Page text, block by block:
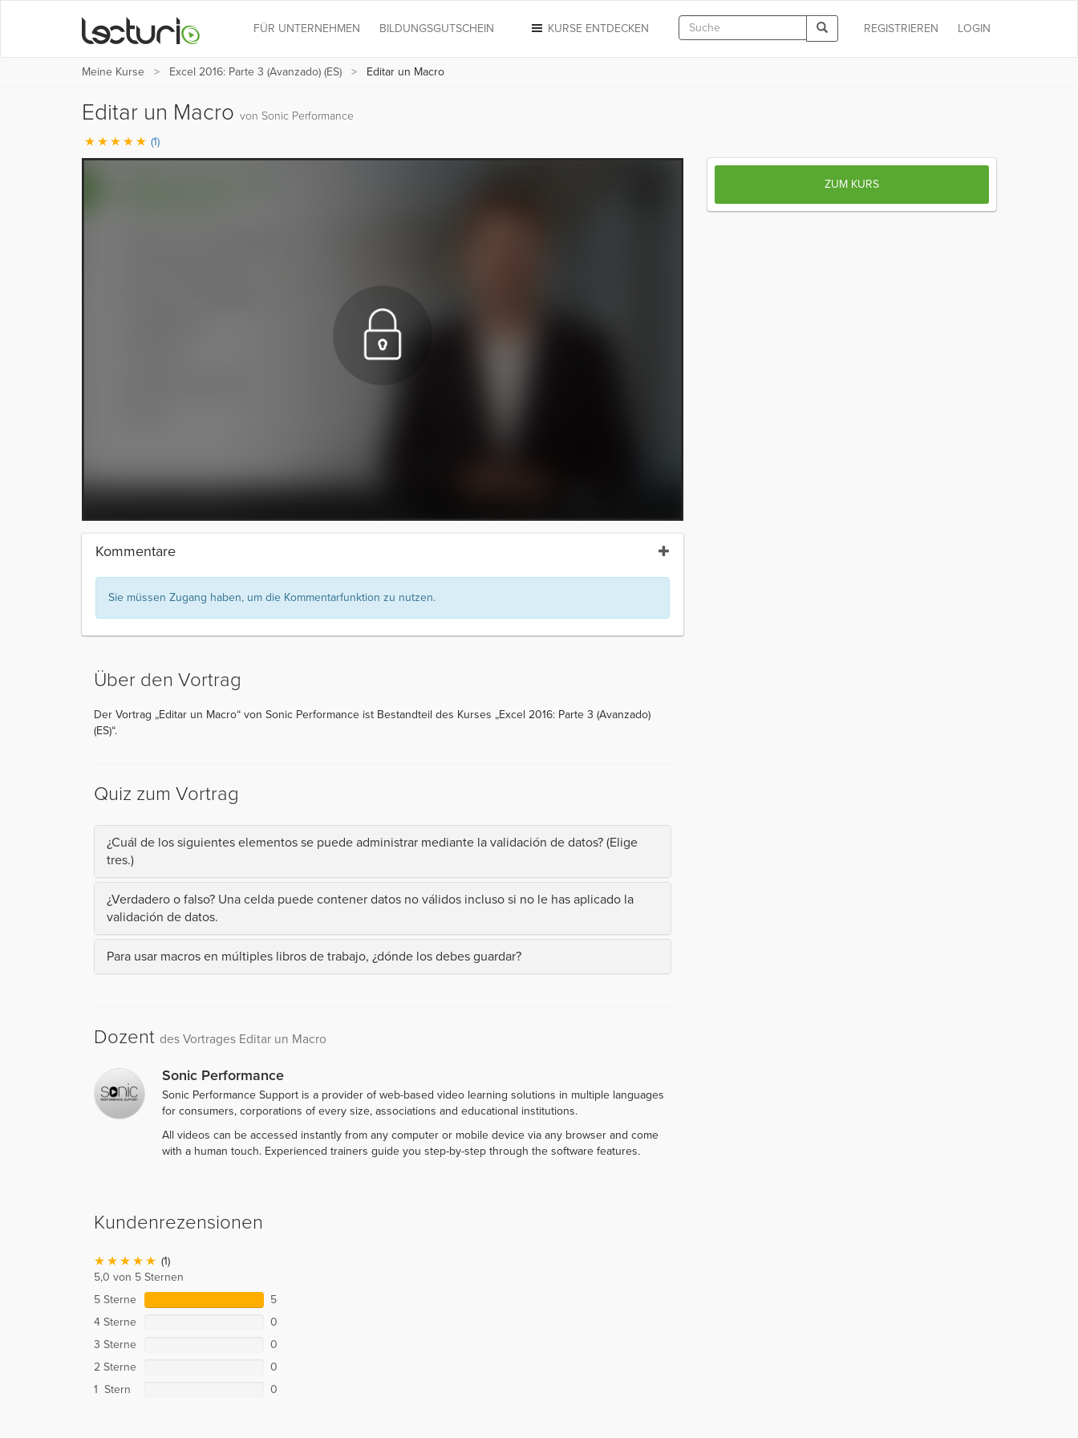
LOGIN
REGISTRIEREN
KURSE ENTDECKEN
FÜR UNTERNEHMEN BILDUNGSGUTSCHEIN
Meine Kurse Excel 2016: Parte 3 (Avanzado) (ES) Editar un Macro
Editar un Macro von Sonic Performance
(1)
Kommentare
Sie müssen Zugang haben, um die Kommentarfunktion zu nutzen.
Über den Vortrag
Der Vortrag „Editar un Macro“ von Sonic Performance ist Bestandteil des Kurses „Excel 2016: Parte 3 (Avanzado)
(ES)“.
Quiz zum Vortrag
¿Cuál de los siguientes elementos se puede administrar mediante la validación de datos? (Elige
tres.)
¿Verdadero o falso? Una celda puede contener datos no válidos incluso si no le has aplicado la
validación de datos.
Para usar macros en múltiples libros de trabajo, ¿dónde los debes guardar?
Dozent des Vortrages Editar un Macro
Sonic Performance
Sonic Performance Support is a provider of web-based video learning solutions in multiple languages
for consumers, corporations of every size, associations and educational institutions.
All videos can be accessed instantly from any computer or mobile device via any browser and come
with a human touch. Experienced trainers guide you step-by-step through the software features.
Kundenrezensionen
(1)
5,0 von 5 Sternen
5 Sterne
5
4 Sterne
0
3 Sterne
0
2 Sterne
0
1 Stern
0
ZUM KURS